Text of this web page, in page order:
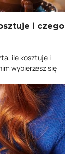
i czego
ile kosztuje i
wybierzesz się